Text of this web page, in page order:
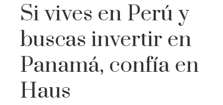
Si vives en Perú y
buscas invertir en
Panamá, confía en
Haus